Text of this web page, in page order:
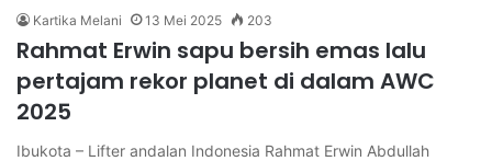
Kartika Melani 13 Mei 2025 203
Rahmat Erwin sapu bersih emas lalu
pertajam rekor planet di dalam AWC
2025
Ibukota – Lifter andalan Indonesia Rahmat Erwin Abdullah